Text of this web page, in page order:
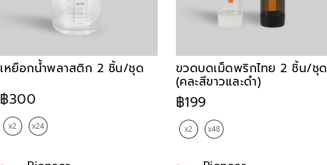
เหยือกน้ำพลาสติก 2 ชิ้น/ชุด
฿300
ขวดบดเม็ดพริกไทย 2 ชิ้น/ชุด
(คละสีขาวและดำ)
฿199